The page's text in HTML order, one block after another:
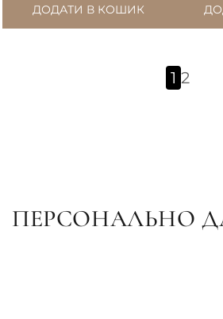
ДОДАТИ В КОШИК
1 2
ПЕРСОНАЛЬНО